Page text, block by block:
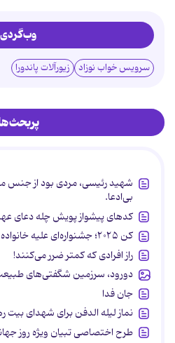
وب‌گردی
سرویس خواب نوزاد زیورآلات پاندورا
شهید رئیسی، مردی بود از جنس
بی‌ادعا.
کدهای پیشواز پویش چله دعای
کن ۲۰۲۵؛ جشنواره‌ای علیه خانواده
راز افرادی که کمتر ضرر می‌کنند!
دورود، سرزمین شگفتی‌های
جان فدا
نماز لیله الدفن برای شهدای بیت
طرح اختصاصی تبیان ویژه روز